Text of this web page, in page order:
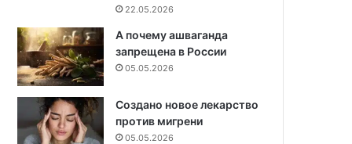
22.05.2026
А почему ашваганда
запрещена в России
05.05.2026
Создано новое лекарство
против мигрени
05.05.2026